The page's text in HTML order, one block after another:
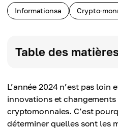
Informationsa Crypto-
Table des
L’année 2024 n’est pas loin
innovations et changements
cryptomonnaies. C’est
déterminer quelles sont les